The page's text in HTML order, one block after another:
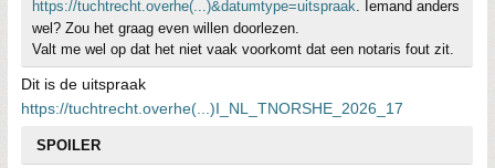
https://tuchtrecht.overhe(...)&datumtype=uitspraak . Iemand anders
wel? Zou het graag even willen doorlezen.
Valt me wel op dat het niet vaak voorkomt dat een notaris fout zit.
Dit is de uitspraak
https://tuchtrecht.overhe(...)I_NL_TNORSHE_2026_17
SPOILER